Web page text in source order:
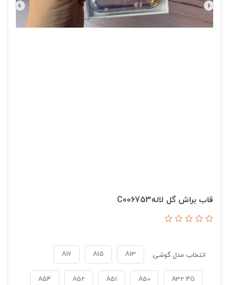
قاب براش گل لالهC006753
انتخاب مدل گوشی: A13
A15
A16
A32 4G
A50
A51
A52
A54